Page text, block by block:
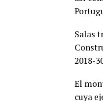
Salas
2018-
El
cuya